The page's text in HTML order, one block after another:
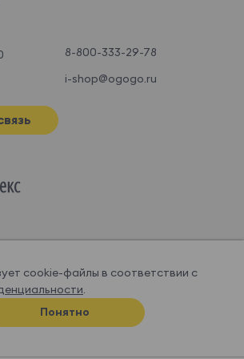
8-800-333-29-78
i-shop@ogogo.ru
нарисовано вСупрематике
cookie-файлы в соответствии с
.
Понятно